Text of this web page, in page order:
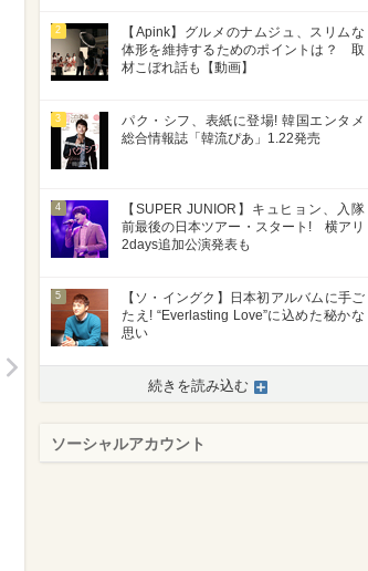
>
2
【Apink】グルメのナムジュ、スリムな
体形を維持するためのポイントは？ 取
材こぼれ話も【動画】
3
パク・シフ、表紙に登場! 韓国エンタメ
総合情報誌「韓流ぴあ」1.22発売
4
【SUPER JUNIOR】キュヒョン、入隊
前最後の日本ツアー・スタート! 横アリ
2days追加公演発表も
5
【ソ・イングク】日本初アルバムに手ご
たえ! “Everlasting Love”に込めた秘かな
思い
続きを読み込む
ソーシャルアカウント